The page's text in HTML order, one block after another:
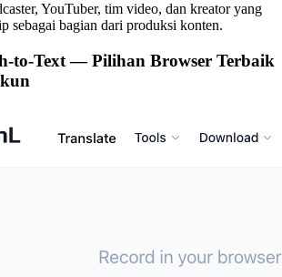
YouTuber, tim video, dan kreator yang
sebagai bagian dari produksi konten.
to-Text — Pilihan Browser Terbaik